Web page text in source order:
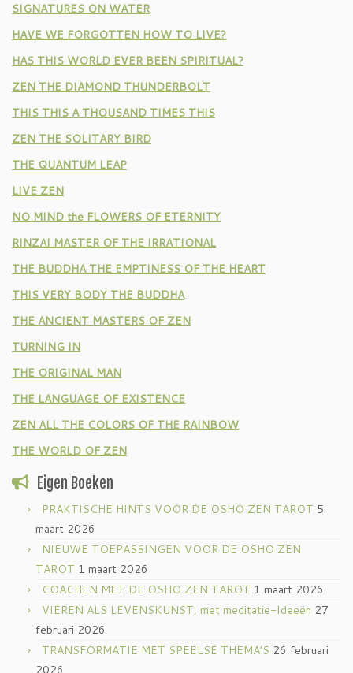
SIGNATURES ON WATER
HAVE WE FORGOTTEN HOW TO LIVE?
HAS THIS WORLD EVER BEEN SPIRITUAL?
ZEN THE DIAMOND THUNDERBOLT
THIS THIS A THOUSAND TIMES THIS
ZEN THE SOLITARY BIRD
THE QUANTUM LEAP
LIVE ZEN
NO MIND the FLOWERS OF ETERNITY
RINZAI MASTER OF THE IRRATIONAL
THE BUDDHA THE EMPTINESS OF THE HEART
THIS VERY BODY THE BUDDHA
THE ANCIENT MASTERS OF ZEN
TURNING IN
THE ORIGINAL MAN
THE LANGUAGE OF EXISTENCE
ZEN ALL THE COLORS OF THE RAINBOW
THE WORLD OF ZEN
Eigen Boeken
PRAKTISCHE HINTS VOOR DE OSHO ZEN TAROT 5
maart 2026
NIEUWE TOEPASSINGEN VOOR DE OSHO ZEN
TAROT 1 maart 2026
COACHEN MET DE OSHO ZEN TAROT 1 maart 2026
VIEREN ALS LEVENSKUNST, met meditatie-Ideeën 27
februari 2026
TRANSFORMATIE MET SPEELSE THEMA’S 26 februari
2026